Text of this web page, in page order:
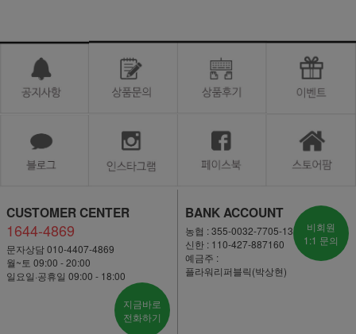
CUSTOMER CENTER
1644-4869
문자상담 010-4407-4869
월~토 09:00 - 20:00
일요일·공휴일 09:00 - 18:00
지금바로
전화하기
BANK ACCOUNT
농협 : 355-0032-7705-13
신한 : 110-427-887160
예금주 :
플라워리퍼블릭(박상현)
비회원
1:1 문의